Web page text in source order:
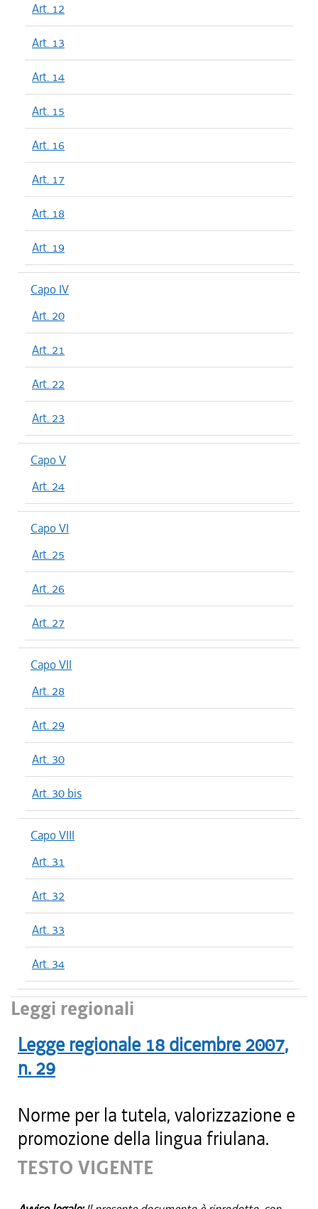
Art. 12
Art. 13
Art. 14
Art. 15
Art. 16
Art. 17
Art. 18
Art. 19
Capo IV
Art. 20
Art. 21
Art. 22
Art. 23
Capo V
Art. 24
Capo VI
Art. 25
Art. 26
Art. 27
Capo VII
Art. 28
Art. 29
Art. 30
Art. 30 bis
Capo VIII
Art. 31
Art. 32
Art. 33
Art. 34
Leggi regionali
Legge regionale 18 dicembre 2007,
n. 29
Norme per la tutela, valorizzazione e
promozione della lingua friulana.
TESTO VIGENTE